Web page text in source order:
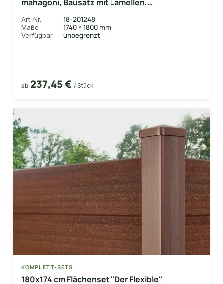
mahagoni, Bausatz mit Lamellen,
Art-Nr. 18-201248
Maße 1740 × 1800 mm
Verfügbar unbegrenzt
ab 237,45 € / Stück
KOMPLETT-SETS
180x174 cm Flächenset "Der Flexible"